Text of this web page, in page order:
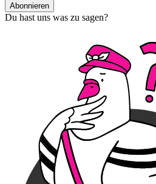
Abonnieren
Du hast uns was zu sagen?